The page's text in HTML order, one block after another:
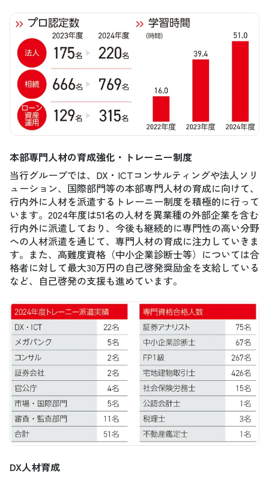
本部専門人材の育成強化・トレーニー制度
当行グループでは、DX・ICTコンサルティングや法人ソリ
ューション、国際部門等の本部専門人材の育成に向けて、
行内外に人材を派遣するトレーニー制度を積極的に行って
います。2024年度は51名の人材を異業種の外部企業を含む
行内外に派遣しており、今後も継続的に専門性の高い分野
への人材派遣を通じて、専門人材の育成に注力していきま
す。また、高難度資格（中小企業診断士等）については合
格者に対して最大30万円の自己啓発奨励金を支給している
など、自己啓発の支援も進めています。
DX人材育成